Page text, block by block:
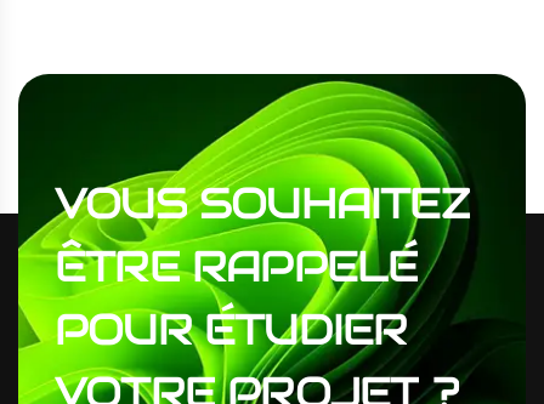
VOUS SOUHAITEZ
ÊTRE RAPPELÉ
POUR ÉTUDIER
VOTRE PROJET ?